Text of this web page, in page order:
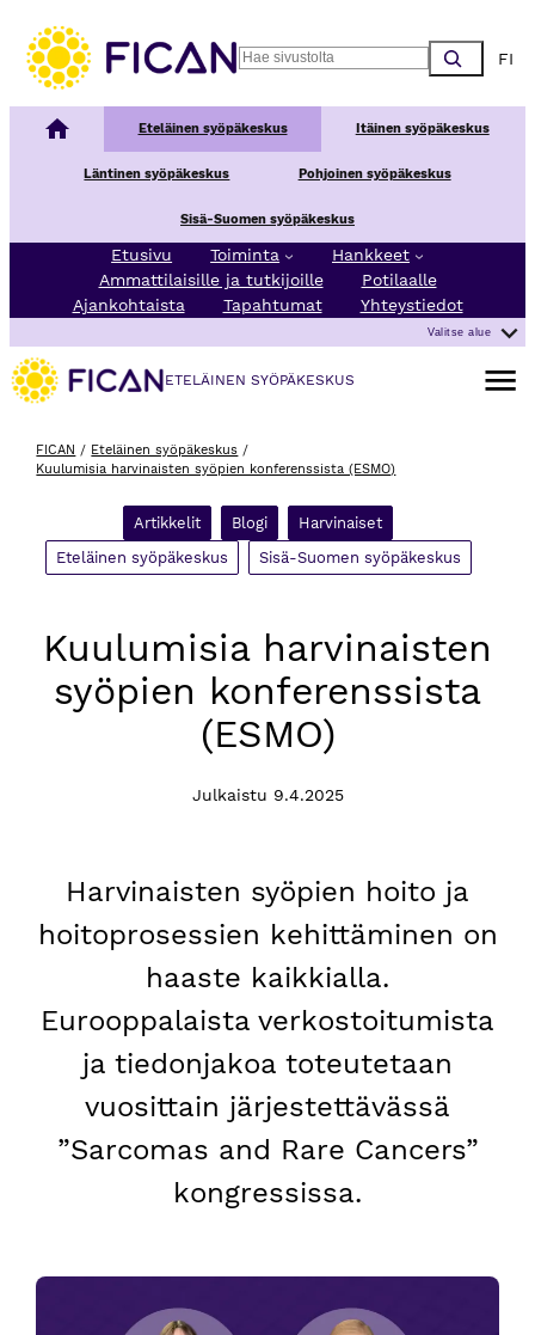
Search
Kansallinen syöpäkeskusEteläinen syöpäkeskus Itäinen syöpäkeskus
Läntinen syöpäkeskus Pohjoinen syöpäkeskus
Sisä-Suomen syöpäkeskus
Etusivu Toiminta
Hankkeet
Ammattilaisille ja tutkijoille
Potilaalle
Ajankohtaista
Tapahtumat Yhteystiedot
Valitse alue
ETELÄINEN SYÖPÄKESKUS
Avaa
FICAN / Eteläinen syöpäkeskus /
Kuulumisia harvinaisten syöpien konferenssista (ESMO)
Artikkelit Blogi
Harvinaiset
Eteläinen syöpäkeskus
Sisä-Suomen syöpäkeskus
Kuulumisia harvinaisten
syöpien konferenssista
(ESMO)
Julkaistu 9.4.2025
Harvinaisten syöpien hoito ja
hoitoprosessien kehittäminen on
haaste kaikkialla.
Eurooppalaista verkostoitumista
ja tiedonjakoa toteutetaan
vuosittain järjestettävässä
”Sarcomas and Rare Cancers”
kongressissa.